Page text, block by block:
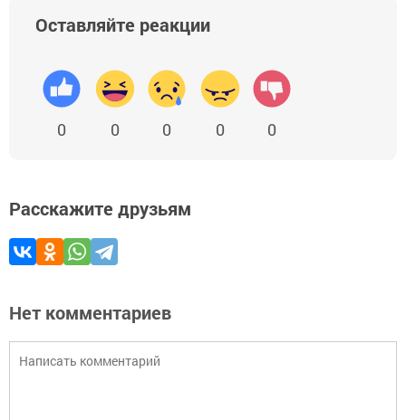
Оставляйте реакции
0 0 0 0 0
Расскажите друзьям
Нет комментариев